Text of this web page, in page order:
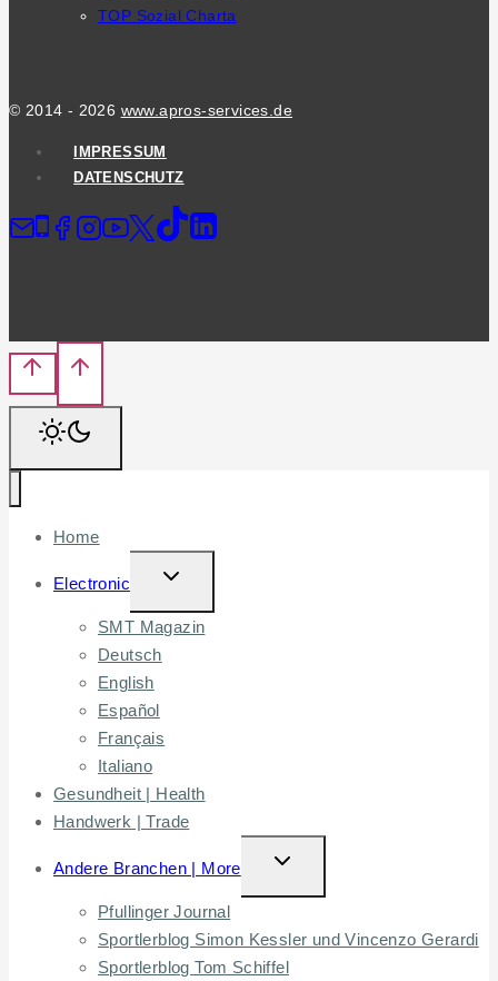
TOP Sozial Charta
© 2014 - 2026 www.apros-services.de
IMPRESSUM
DATENSCHUTZ
Home
Electronic
TOGGLE
CHILD
MENU
SMT Magazin
Deutsch
English
Español
Français
Italiano
Gesundheit | Health
Handwerk | Trade
Andere Branchen | More
TOGGLE
CHILD
Pfullinger Journal
Sportlerblog Simon Kessler und Vincenzo Gerardi
Sportlerblog Tom Schiffel